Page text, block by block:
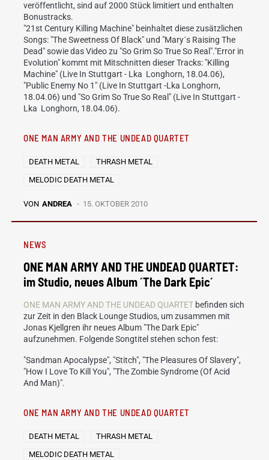
veröffentlicht, sind auf 2000 Stück limitiert und enthalten
Bonustracks.
"21st Century Killing Machine" beinhaltet diese zusätzlichen
Songs: "The Sweetness Of Black" und "Mary´s Raising The
Dead" sowie das Video zu "So Grim So True So Real"."Error in
Evolution" kommt mit Mitschnitten dieser Tracks: "Killing
Machine" (Live In Stuttgart - Lka Longhorn, 18.04.06),
"Public Enemy No 1" (Live In Stuttgart -Lka Longhorn,
18.04.06) und "So Grim So True So Real" (Live In Stuttgart -
Lka Longhorn, 18.04.06).
ONE MAN ARMY AND THE UNDEAD QUARTET
DEATH METAL
THRASH METAL
MELODIC DEATH METAL
VON ANDREA 15. OKTOBER 2010
NEWS
ONE MAN ARMY AND THE UNDEAD QUARTET:
im Studio, neues Album ´The Dark Epic´
ONE MAN ARMY AND THE UNDEAD QUARTET befinden sich
zur Zeit in den Black Lounge Studios, um zusammen mit
Jonas Kjellgren ihr neues Album "The Dark Epic"
aufzunehmen. Folgende Songtitel stehen schon fest:
"Sandman Apocalypse", "Stitch", "The Pleasures Of Slavery",
"How I Love To Kill You", "The Zombie Syndrome (Of Acid
And Man)".
ONE MAN ARMY AND THE UNDEAD QUARTET
DEATH METAL
THRASH METAL
MELODIC DEATH METAL